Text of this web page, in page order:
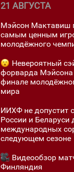
21 АВГУСТА
Мэйсон Мактавиш
самым ценным
молодёжного
Невероятный
форварда
финале
мира
ИИХФ не допустит
России и Беларуси
международных
следующем сезоне
Видеообзор
Финляндия